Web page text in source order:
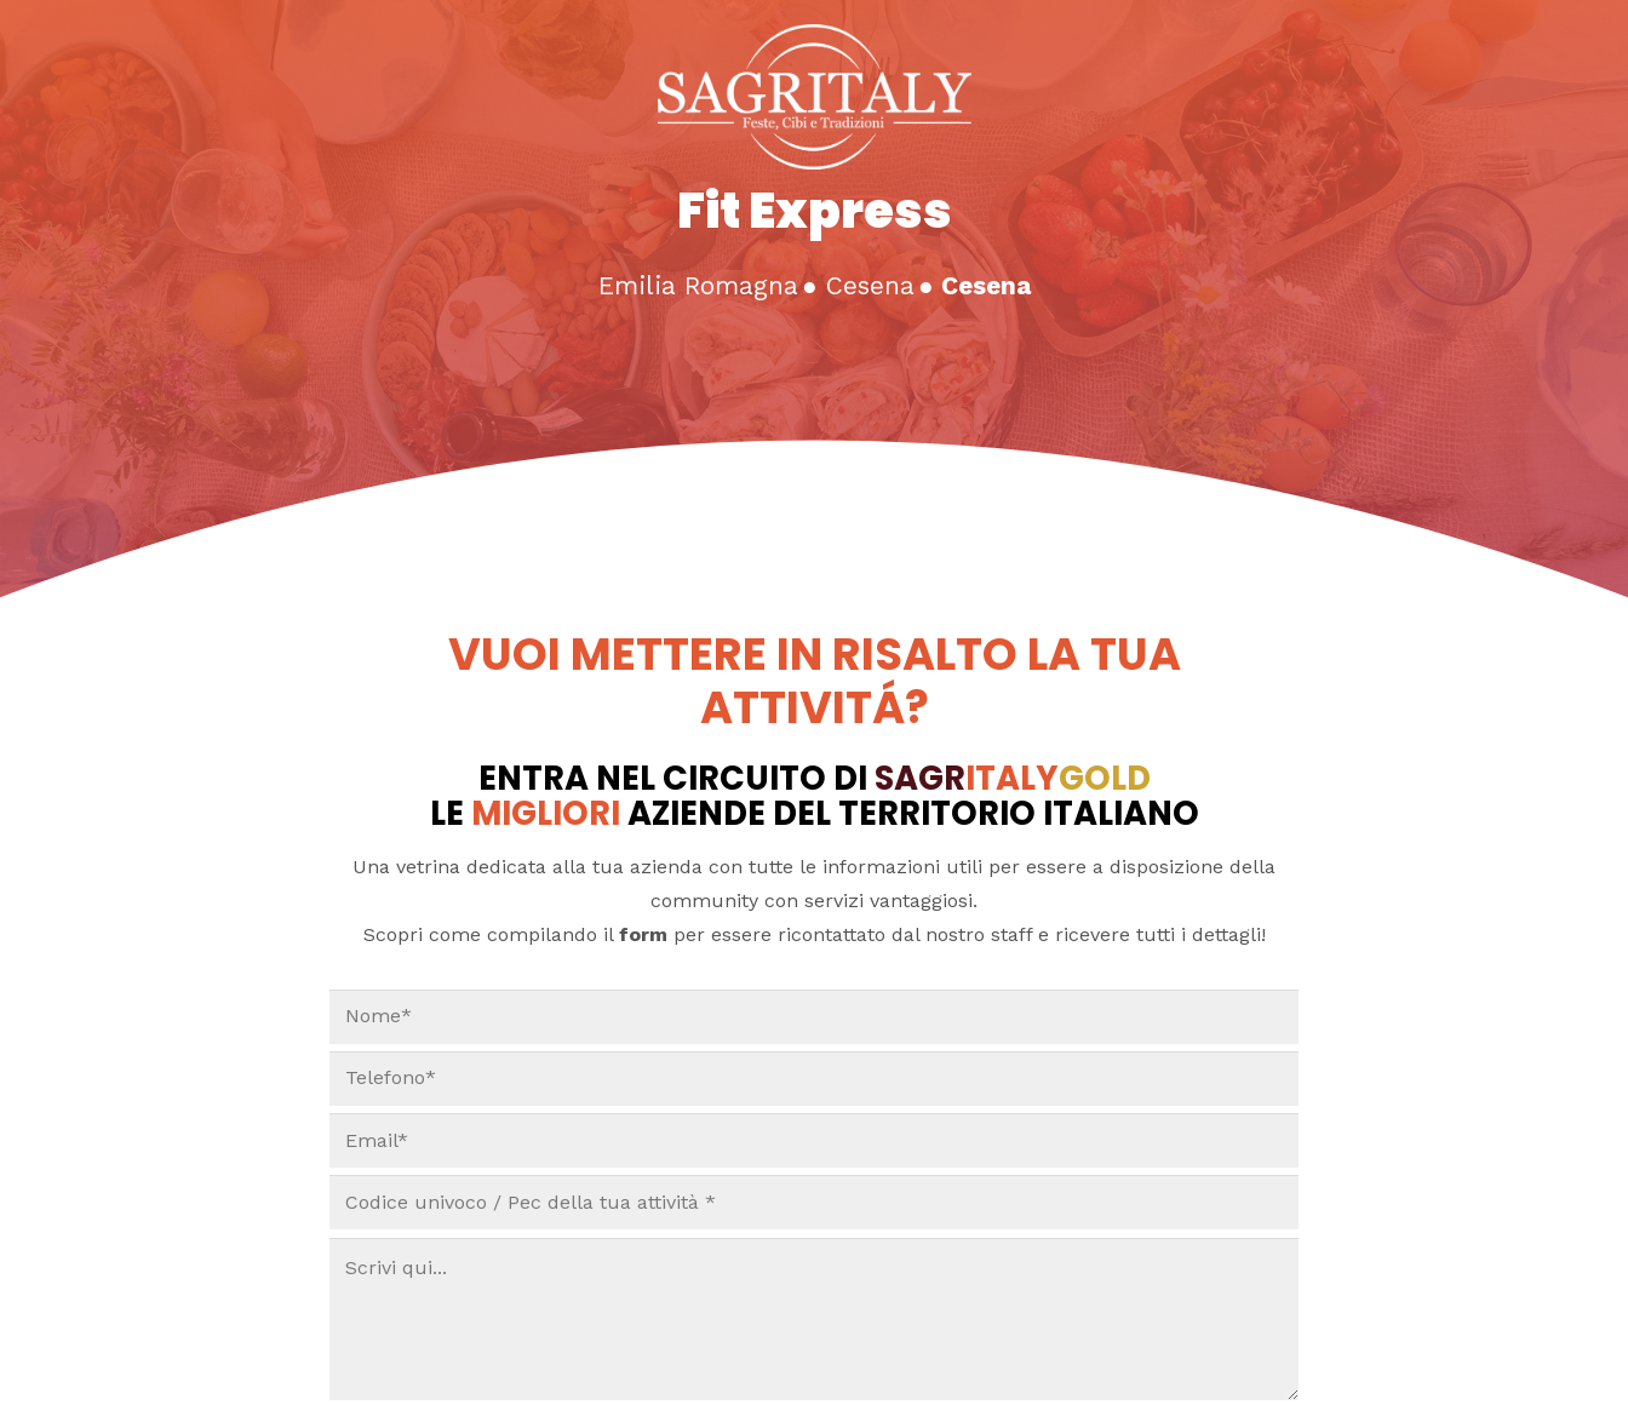
Fit Express
Emilia Romagna●Cesena● Cesena
VUOI METTERE IN RISALTO LA TUA
ATTIVITÁ?
ENTRA NEL CIRCUITO DI SAGRITALYGOLD
LE MIGLIORIAZIENDE DEL TERRITORIO ITALIANO
Una vetrina dedicata alla tua azienda con tutte le informazioni utili per essere a disposizione della
community con servizi vantaggiosi.
Scopri come compilando il form per essere ricontattato dal nostro staff e ricevere tutti i dettagli!